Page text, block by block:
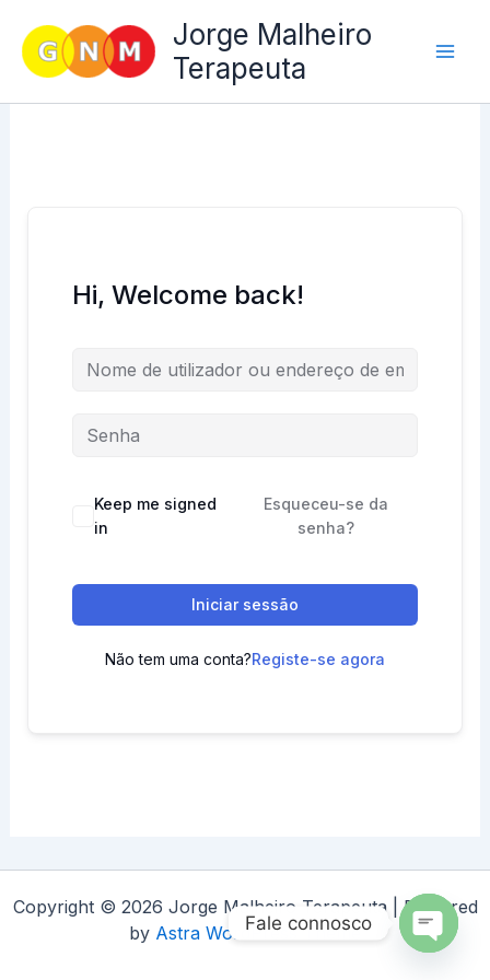
content
Jorge Malheiro
Terapeuta
Hi, Welcome back!
Keep me signed
in
Esqueceu-se da
senha?
Iniciar sessão
Não tem uma conta?Registe-se agora
Copyright © 2026 Jorge Malheiro Terapeuta | Powered
by Astra WordPress Theme
Fale connosco